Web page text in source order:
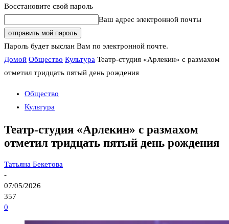
Восстановите свой пароль
Ваш адрес электронной почты
Пароль будет выслан Вам по электронной почте.
Домой Общество Культура Театр-студия «Арлекин» с размахом
отметил тридцать пятый день рождения
Общество
Культура
Театр-студия «Арлекин» с размахом
отметил тридцать пятый день рождения
Татьяна Бекетова
-
07/05/2026
357
0